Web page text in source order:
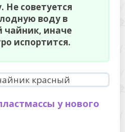
Не советуется
воду в
чайник, иначе
испортится.
у нового